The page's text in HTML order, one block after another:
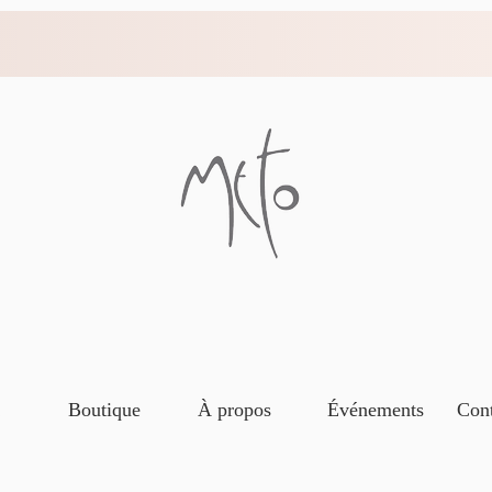
Boutique À propos Événements